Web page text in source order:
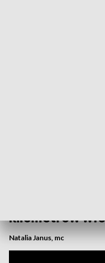
kilometrów
Natalia Janus, mc